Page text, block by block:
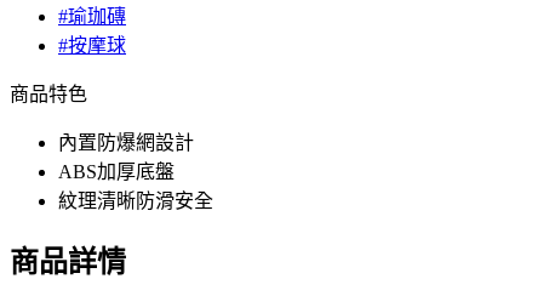
#瑜珈磚
#按摩球
商品特色
內置防爆網設計
ABS加厚底盤
紋理清晰防滑安全
商品詳情